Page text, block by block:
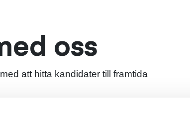
oss
att hitta kandidater till framtida
kandidatnätverk, vilket ökar dina